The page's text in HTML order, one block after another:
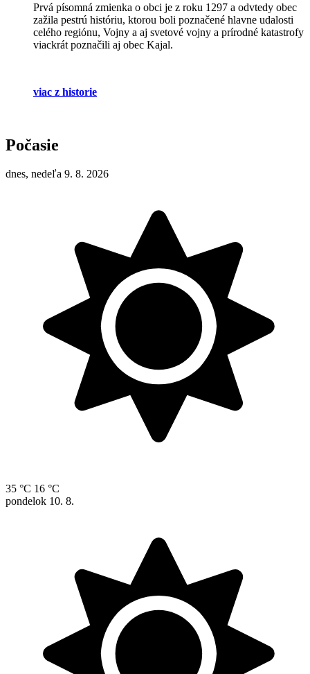
Prvá písomná zmienka o obci je z roku 1297 a odvtedy obec
zažila pestrú históriu, ktorou boli poznačené hlavne udalosti
celého regiónu, Vojny a aj svetové vojny a prírodné katastrofy
viackrát poznačili aj obec Kajal.
viac z historie
Počasie
dnes, nedeľa 9. 8. 2026
35 °C 16 °C
pondelok 10. 8.